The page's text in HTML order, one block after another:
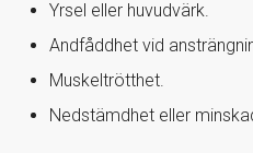
Yrsel eller huvudvärk.
Andfåddhet vid
Muskeltrötthet.
Nedstämdhet eller